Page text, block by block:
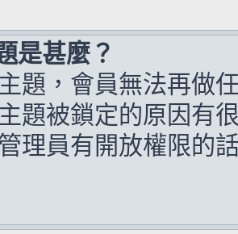
是甚麼？
題，會員無法再做
題被鎖定的原因有
理員有開放權限的